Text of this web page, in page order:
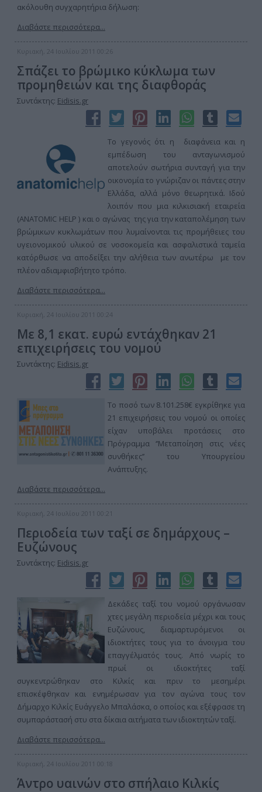
ακόλουθη συγχαρητήρια δήλωση:
Διαβάστε περισσότερα...
Κυριακή, 24 Ιουλίου 2011 00:26
Σπάζει το βρώμικο κύκλωμα των
προμηθειών και της διαφθοράς
Συντάκτης: Eidisis.gr
Το γεγονός ότι η διαφάνεια και η
εμπέδωση του ανταγωνισμού
αποτελούν σωτήρια συνταγή για την
οικονομία το γνώριζαν οι πάντες στην
Ελλάδα, αλλά μόνο θεωρητικά. Ιδού
λοιπόν που μια κιλκισιακή εταιρεία
(ANATOMIC HELP ) και ο αγώνας της για την καταπολέμηση των
βρώμικων κυκλωμάτων που λυμαίνονται τις προμήθειες του
υγειονομικού υλικού σε νοσοκομεία και ασφαλιστικά ταμεία
κατόρθωσε να αποδείξει την αλήθεια των ανωτέρω με τον
πλέον αδιαμφισβήτητο τρόπο.
Διαβάστε περισσότερα...
Κυριακή, 24 Ιουλίου 2011 00:24
Με 8,1 εκατ. ευρώ εντάχθηκαν 21
επιχειρήσεις του νομού
Συντάκτης: Eidisis.gr
Το ποσό των 8.101.258€ εγκρίθηκε για
21 επιχειρήσεις του νομού οι οποίες
είχαν υποβάλει προτάσεις στο
Πρόγραμμα ‘’Μεταποίηση στις νέες
συνθήκες’’ του Υπουργείου
Ανάπτυξης.
Διαβάστε περισσότερα...
Κυριακή, 24 Ιουλίου 2011 00:21
Περιοδεία των ταξί σε δημάρχους –
Ευζώνους
Συντάκτης: Eidisis.gr
Δεκάδες ταξί του νομού οργάνωσαν
χτες μεγάλη περιοδεία μέχρι και τους
Ευζώνους, διαμαρτυρόμενοι οι
ιδιοκτήτες τους για το άνοιγμα του
επαγγέλματός τους. Από νωρίς το
πρωί οι ιδιοκτήτες ταξί
συγκεντρώθηκαν στο Κιλκίς και πριν το μεσημέρι
επισκέφθηκαν και ενημέρωσαν για τον αγώνα τους τον
Δήμαρχο Κιλκίς Ευάγγελο Μπαλάσκα, ο οποίος και εξέφρασε τη
συμπαράστασή στυ στα δίκαια αιτήματα των ιδιοκτητών ταξί.
Διαβάστε περισσότερα...
Κυριακή, 24 Ιουλίου 2011 00:18
Άντρο υαινών στο σπήλαιο Κιλκίς